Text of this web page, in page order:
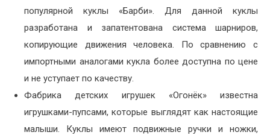
популярной куклы «Барби». Для данной куклы
разработана и запатентована система шарниров,
копирующие движения человека. По сравнению с
импортными аналогами кукла более доступна по цене
и не уступает по качеству.
Фабрика детских игрушек «Огонёк» известна
игрушками-пупсами, которые выглядят как настоящие
малыши. Куклы имеют подвижные ручки и ножки,